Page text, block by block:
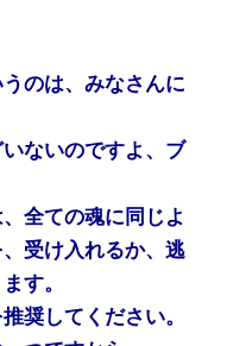
のは、みなさんに
ないのですよ、ブ
全ての魂に同じよ
受け入れるか、逃
す。
奨してください。